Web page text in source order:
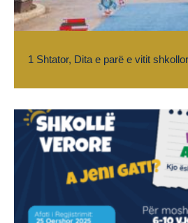
1 Shtator, Dita e parë e vitit